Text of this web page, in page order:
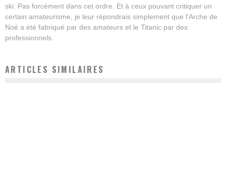
ski. Pas forcément dans cet ordre. Et à ceux pouvant critiquer un
certain amateurisme, je leur répondrais simplement que l'Arche de
Noé a été fabriqué par des amateurs et le Titanic par des
professionnels.
ARTICLES SIMILAIRES